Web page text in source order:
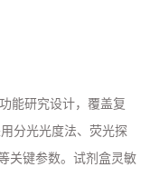
能研究设计，覆盖复
分光光度法、荧光探
关键参数。试剂盒灵敏